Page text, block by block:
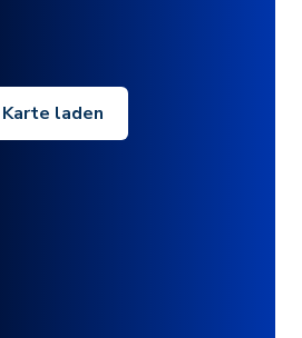
Karte laden